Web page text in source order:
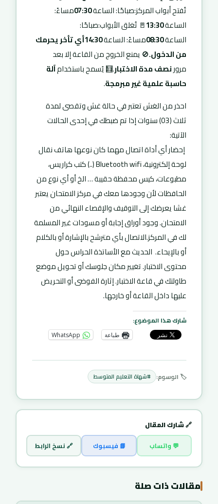
تُفتح أبواب المركز:صباحًا: الساعة07:30مساءً:
الساعة13:30🚪 تُغلق الأبواب:صباحًا:
الساعة08:30مساءً: الساعة14:30أي تأخر يحرمك
من الدخول.🚫 يمنع الخروج من القاعة إلا بعد
مرورنصف مدة الاختبار.🧮 يُسمح باستخدامآلة
حاسبة علمية غير مبرمجة.
احذر من الغش تعتبر في حالة غش وتقصى لمدة
ثلاث (03) سنوات إذا تم ضبطك في إحدى الحالات
الآتية:
إحضار أي أداة اتصال مهما كان نوعها هاتف نقال
لوحة إلكترونية، Bluetooth wifi (..) كتب كراريس،
مطبوعات، كيس محفظة حقيبة … الخ أو أي نوع من
الحافظات لأن وجودها معك في مركز الامتحان يعتبر
غشا يعرضك إلى التوقيف والإقصاء النهائي من
الامتحان. وجود أوراق إجابة أو مسودات غير المسلمة
لك في المركز.الاتصال بأي مترشح بالإشارة أو بالكلام
أو بالإيحاء. الحديث مع الأساتذة الحراس حول
محتوى الاختبار. تغيير مكان جلوسك أو تحويل موضع
طاولتك في قاعة الاختبار. إثارة الفوضى أو التحريض
عليها داخل القاعة أو خارجها.
شارك هذا الموضوع:
طباعة WhatsApp
🏷️ الوسوم: #شهاة التعليم المتوسط
🔗 شارك المقال
💬 واتساب 📘 فيسبوك 🔗 نسخ الرابط
مقالات ذات صلة